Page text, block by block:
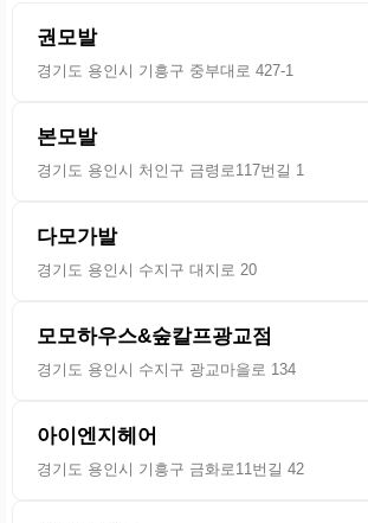
권모발
경기도 용인시 기흥구 중부대로 427-1
본모발
경기도 용인시 처인구 금령로117번길 1
다모가발
경기도 용인시 수지구 대지로 20
모모하우스&숲칼프광교점
경기도 용인시 수지구 광교마을로 134
아이엔지헤어
경기도 용인시 기흥구 금화로11번길 42